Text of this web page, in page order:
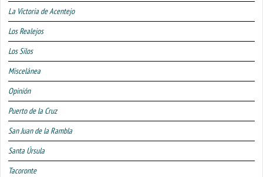
La Victoria de Acentejo
Los Realejos
Los Silos
Miscelánea
Opinión
Puerto de la Cruz
San Juan de la Rambla
Santa Úrsula
Tacoronte